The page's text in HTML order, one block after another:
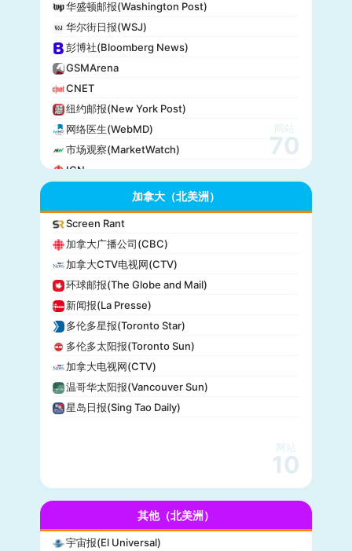
华盛顿邮报(Washington Post)
华尔街日报(WSJ)
彭博社(Bloomberg News)
GSMArena
CNET
纽约邮报(New York Post)
网络医生(WebMD)
市场观察(MarketWatch)
IGN
今日美国(USA Today)
BuzzFeed
全国公共广播电台(NPR)
美国广播公司(ABC)
美国新闻与世界报道(U.S. News)
CBS Sports
全国广播公司(NBC)
The Verge
PCMag
休斯顿纪事报(Houston Chronicle)
赫芬顿邮报(Huffpost)
布赖特巴特新闻网(Breitbart News)
美联社(AP)
网站
70
加拿大（北美洲）
Screen Rant
加拿大广播公司(CBC)
加拿大CTV电视网(CTV)
环球邮报(The Globe and Mail)
新闻报(La Presse)
多伦多星报(Toronto Star)
多伦多太阳报(Toronto Sun)
加拿大电视网(CTV)
温哥华太阳报(Vancouver Sun)
星岛日报(Sing Tao Daily)
网站
10
其他（北美洲）
宇宙报(El Universal)